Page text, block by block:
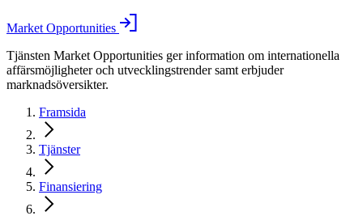
Market Opportunities
Tjänsten Market Opportunities ger information om internationella
affärsmöjligheter och utvecklingstrender samt erbjuder
marknadsöversikter.
Framsida
Tjänster
Finansiering